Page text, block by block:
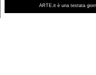
ARTE.it è una testata